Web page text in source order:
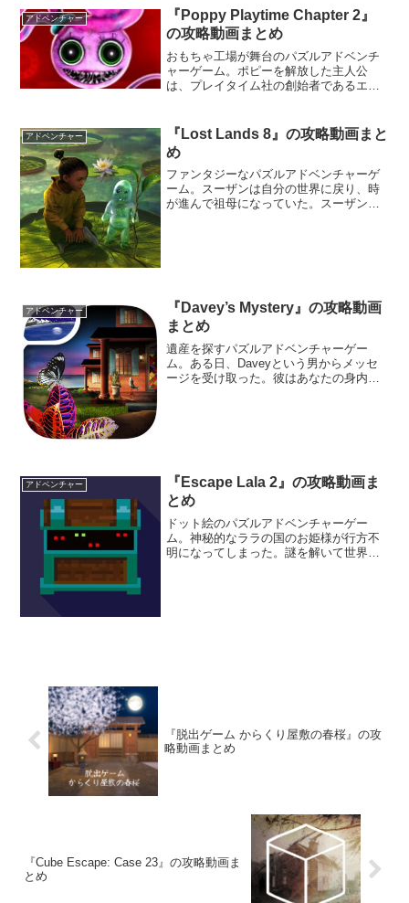
アドベンチャー
『Poppy Playtime Chapter 2』
の攻略動画まとめ
おもちゃ工場が舞台のパズルアドベンチ
ャーゲーム。ポピーを解放した主人公
は、プレイタイム社の創始者であるエリ
ーに出会い、お礼として工場からの脱出
を手伝ってくれるという。
アドベンチャー
『Lost Lands 8』の攻略動画まと
め
ファンタジーなパズルアドベンチャーゲ
ーム。スーザンは自分の世界に戻り、時
が進んで祖母になっていた。スーザンの
アドベンチャー
『Davey’s Mystery』の攻略動画
まとめ
遺産を探すパズルアドベンチャーゲー
ム。ある日、Daveyという男からメッセ
ージを受け取った。彼はあなたの身内だ
アドベンチャー
『Escape Lala 2』の攻略動画ま
とめ
ドット絵のパズルアドベンチャーゲー
ム。神秘的なララの国のお姫様が行方不
明になってしまった。謎を解いて世界に
『脱出ゲーム からくり屋敷の春桜』の攻
略動画まとめ
『Cube Escape: Case 23』の攻略動画ま
とめ